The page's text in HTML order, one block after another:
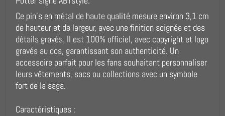
Ce pin's en métal de haute qualité mesure environ 3,1 cm
de hauteur et de largeur, avec une finition soignée et des
détails gravés. Il est 100% officiel, avec copyright et logo
gravés au dos, garantissant son authenticité. Un
accessoire parfait pour les fans souhaitant personnaliser
leurs vêtements, sacs ou collections avec un symbole
fort de la saga.
Caractéristiques :